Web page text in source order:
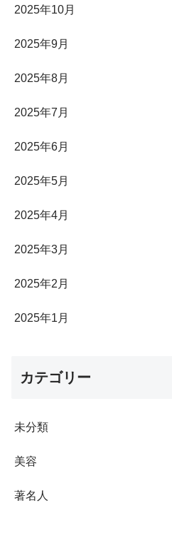
2025年10月
2025年9月
2025年8月
2025年7月
2025年6月
2025年5月
2025年4月
2025年3月
2025年2月
2025年1月
カテゴリー
未分類
美容
著名人